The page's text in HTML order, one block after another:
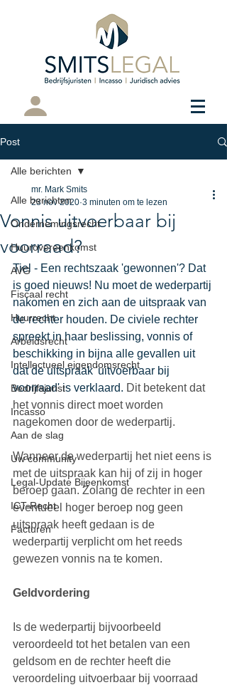
Cliëntenportaal
Post
Alle berichten
Ondernemingsrecht
Huurovereenkomst
AVG
Fiscaal recht
Huurrecht
Arbeidsrecht
Intellectueel eigendomsrecht
Bedrijfsjurist
Incasso
Aan de slag
Uw community
Legal-Update Bijeenkomst
ICT-Recht
Facturen
Alle berichten
Vonnis uitvoerbaar bij
voorraad?
mr. Mark Smits
23 nov 2020 3 minuten om te lezen
Tiel - Een rechtszaak 'gewonnen'? Dat
is goed nieuws! Nu moet de wederpartij
nakomen en zich aan de uitspraak van
de rechter houden. De civiele rechter
spreekt in haar beslissing, vonnis of
beschikking in bijna alle gevallen uit
dat de uitspraak 'uitvoerbaar bij
voorraad' is verklaard. Dit betekent dat
het vonnis direct moet worden
nagekomen door de wederpartij.
Wanneer de wederpartij het niet eens is
met de uitspraak kan hij of zij in hoger
beroep gaan. Zolang de rechter in een
eventueel hoger beroep nog geen
uitspraak heeft gedaan is de
wederpartij verplicht om het reeds
gewezen vonnis na te komen.
Geldvordering
Is de wederpartij bijvoorbeeld
veroordeeld tot het betalen van een
geldsom en de rechter heeft die
veroordeling uitvoerbaar bij voorraad